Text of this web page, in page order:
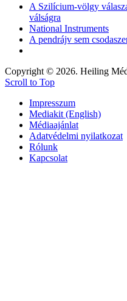
A Szilícium-völgy
válságra
National Instruments
A pendrájv sem
Copyright © 2026. Heiling
Scroll to Top
Impresszum
Mediakit (English)
Médiaajánlat
Adatvédelmi nyilatkozat
Rólunk
Kapcsolat